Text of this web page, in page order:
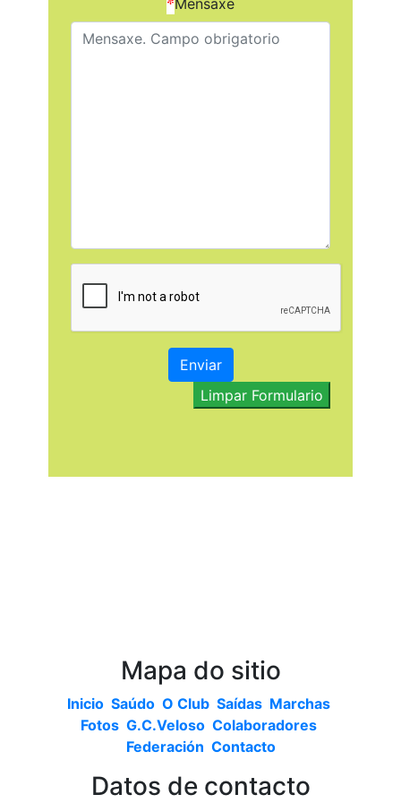
Mensaxe
Enviar
Limpar Formulario
Mapa do sitio
Inicio Saúdo O Club Saídas Marchas
Fotos G.C.Veloso Colaboradores
Federación Contacto
Datos de contacto